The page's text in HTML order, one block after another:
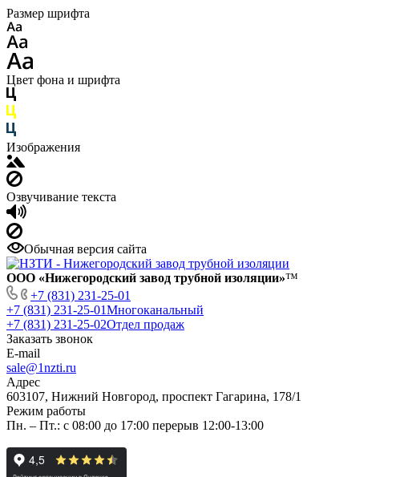
Размер шрифта
Цвет фона и шрифта
Изображения
Озвучивание текста
Обычная версия сайта
ООО «Нижегородский завод трубной изоляции»™
+7 (831) 231-25-01
+7 (831) 231-25-01Многоканальный
+7 (831) 231-25-02Отдел продаж
Заказать звонок
E-mail
sale@1nzti.ru
Адрес
603107, Нижний Новгород, проспект Гагарина, 178/1
Режим работы
Пн. – Пт.: с 08:00 до 17:00 перерыв 12:00-13:00